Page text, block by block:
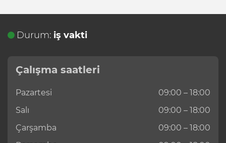
Durum: iş vakti
Çalışma saatleri
Pazartesi
09:00 – 18:00
Salı
09:00 – 18:00
Çarşamba
09:00 – 18:00